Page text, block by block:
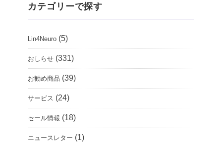
カテゴリーで探す
Lin4Neuro (5)
おしらせ (331)
お勧め商品 (39)
サービス (24)
セール情報 (18)
ニュースレター (1)